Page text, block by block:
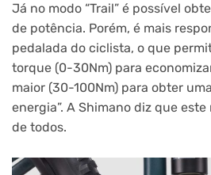
Já no modo “Trail” é possível
de potência. Porém, é mais
pedalada do ciclista, o que
torque (0-30Nm) para
maior (30-100Nm) para obter
energia”. A Shimano diz que
de todos.